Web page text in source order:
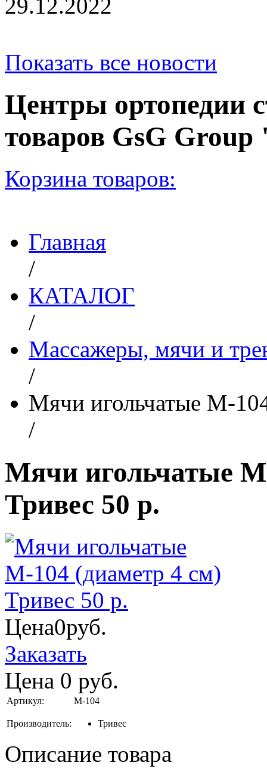
29.12.2022
Показать все новости
Центры ортопедии
товаров GsG
Корзина товаров:
Главная
/
КАТАЛОГ
/
Массажеры, мячи и
/
Мячи игольчатые М-
/
Мячи игольчатые
Тривес 50 р.
Цена0руб.
Заказать
Цена 0 руб.
Артикул: М-104
Производитель: Тривес
Описание товара